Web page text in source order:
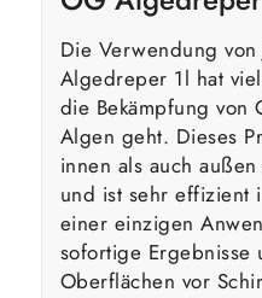
Die Verwendung von
Algedreper 1l hat
die Bekämpfung von
Algen geht. Dieses
innen als auch
und ist sehr effizient
einer einzigen
sofortige Ergebnisse
Oberflächen vor